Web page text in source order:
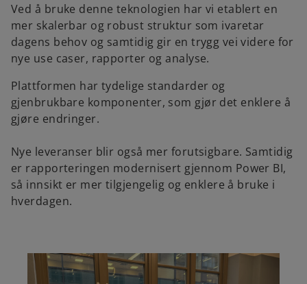
Ved å bruke denne teknologien har vi etablert en
mer skalerbar og robust struktur som ivaretar
dagens behov og samtidig gir en trygg vei videre for
nye use caser, rapporter og analyse.
Plattformen har tydelige standarder og
gjenbrukbare komponenter, som gjør det enklere å
gjøre endringer.
Nye leveranser blir også mer forutsigbare. Samtidig
er rapporteringen modernisert gjennom Power BI,
så innsikt er mer tilgjengelig og enklere å bruke i
hverdagen.